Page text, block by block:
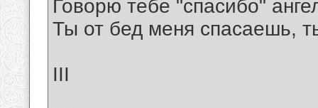
Говорю тебе "спасибо"
Ты от бед меня спасаешь,
III